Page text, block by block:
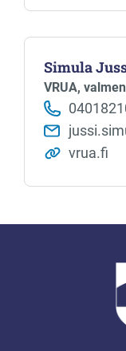
Simula
VRUA,
vrua.fi